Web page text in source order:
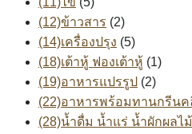
(12)ข้าวสาร (2)
(14)เครื่องปรุง (5)
(18)เต้าหู้ ฟองเต้าหู้ (1)
(19)อาหารแปรรูป (2)
(22)อาหารพร้อมทานกรีน
(28)น้ำดื่ม น้ำแร่ น้ำผักผลไ